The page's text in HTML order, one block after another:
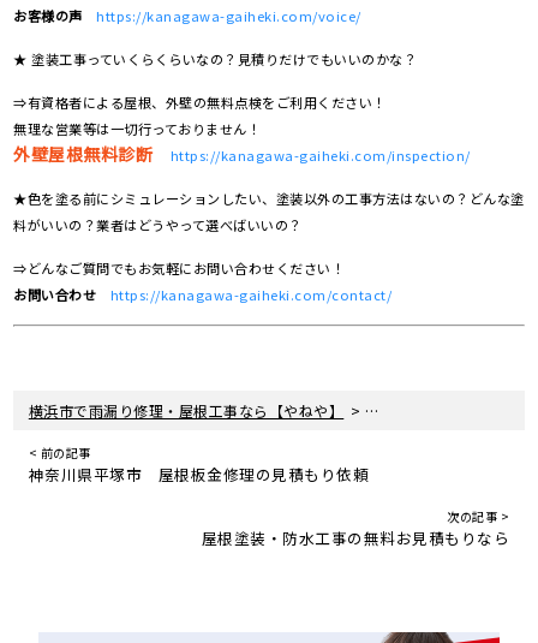
お客様の声
https://kanagawa-gaiheki.com/voice/
★ 塗装工事っていくらくらいなの？見積りだけでもいいのかな？
⇒有資格者による屋根、外壁の無料点検をご利用ください！
無理な営業等は一切行っておりません！
外壁屋根無料診断 https://kanagawa-gaiheki.com/inspection/
★色を塗る前にシミュレーションしたい、塗装以外の工事方法はないの？どんな塗
料がいいの？業者はどうやって選べばいいの？
⇒どんなご質問でもお気軽にお問い合わせください！
お問い合わせ
https://kanagawa-gaiheki.com/contact/
横浜市で雨漏り修理・屋根工事なら【やねや】 > 住宅リフォームの真実
< 前の記事
神奈川県平塚市 屋根板金修理の見積もり依頼
次の記事 >
屋根塗装・防水工事の無料お見積もりなら